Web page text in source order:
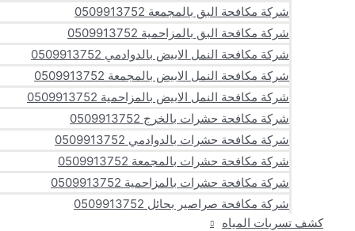
شركة مكافحة البق بالمجمعة 0509913752
شركة مكافحة البق بالمزاحمية 0509913752
شركة مكافحة النمل الابيض بالدوادمي 0509913752
شركة مكافحة النمل الابيض بالمجمعة 0509913752
شركة مكافحة النمل الابيض بالمزاحمية 0509913752
شركة مكافحة حشرات بالخرج 0509913752
شركة مكافحة حشرات بالدوادمي 0509913752
شركة مكافحة حشرات بالمجمعة 0509913752
شركة مكافحة حشرات بالمزاحمية 0509913752
شركة مكافحة صراصير بحائل 0509913752
كشف تسربات المياه